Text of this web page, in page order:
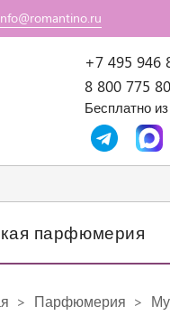
+7 495 946
8 800 775 80
Бесплатно из
парфюмерия
Парфюмерия